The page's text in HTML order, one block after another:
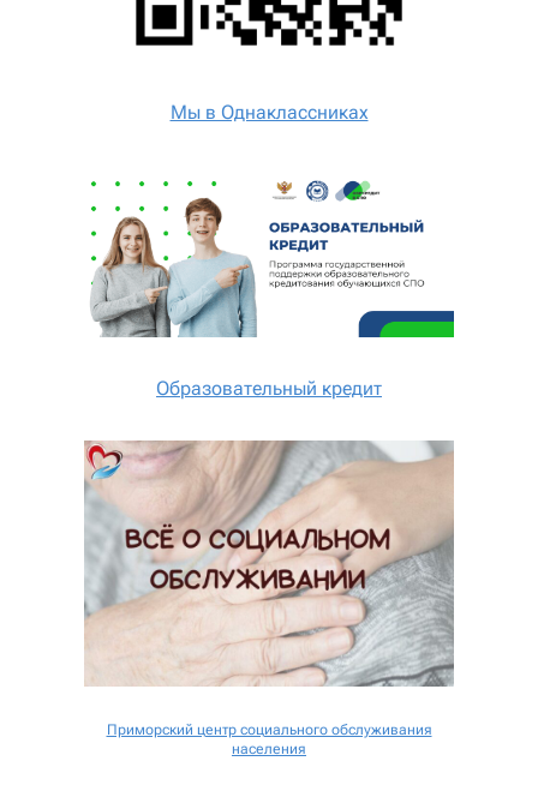
Мы в Однаклассниках
Образовательный кредит
Приморский центр социального обслуживания
населения